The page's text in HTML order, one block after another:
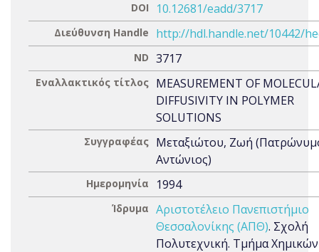
DOI 10.12681/eadd/3717
Διεύθυνση Handle http://hdl.handle.net/10442/
ND 3717
Εναλλακτικός τίτλος MEASUREMENT OF
DIFFUSIVITY IN POLYMER
SOLUTIONS
Συγγραφέας Μεταξιώτου, Ζωή
Αντώνιος)
Ημερομηνία 1994
Ίδρυμα Αριστοτέλειο Πανεπιστήμιο
Θεσσαλονίκης (ΑΠΘ). Σχολή
Πολυτεχνική. Τμήμα Χημικών